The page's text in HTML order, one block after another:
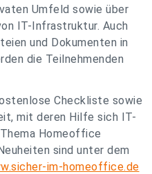
Umfeld sowie über
IT-Infrastruktur. Auch
und Dokumenten in
die Teilnehmenden
Checkliste sowie
mit deren Hilfe sich IT-
Homeoffice
sind unter dem
im-homeoffice.de